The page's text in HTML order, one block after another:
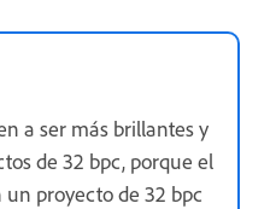
a ser más brillantes y
de 32 bpc, porque el
proyecto de 32 bpc